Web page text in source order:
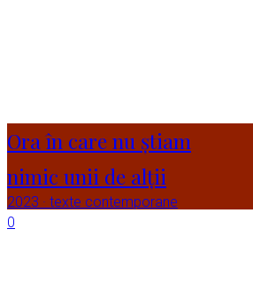
Ora în care nu știam
nimic unii de alții
2023 · texte contemporane
0